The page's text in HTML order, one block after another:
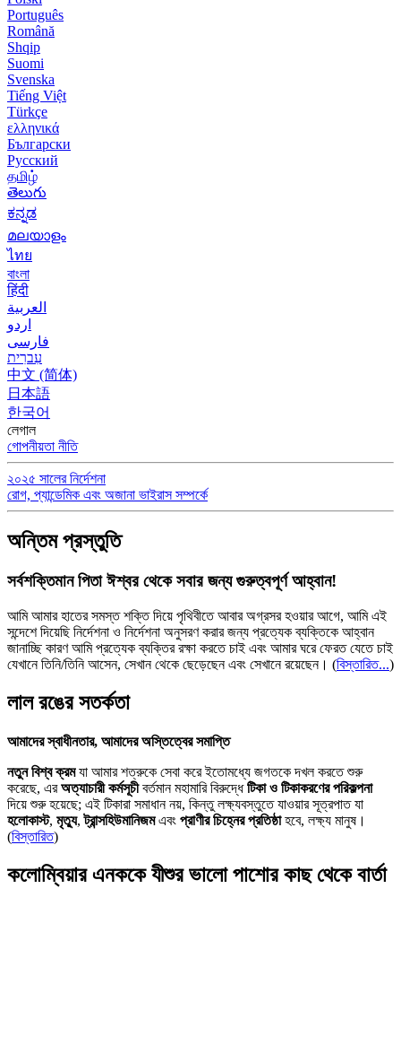
Português
Română
Shqip
Suomi
Svenska
Tiếng Việt
Türkçe
ελληνικά
Български
Русский
தமிழ்
తెలుగు
ಕನ್ನಡ
മലയാളം
ไทย
বাংলা
हिंदी
العربية
اردو
فارسی
עִברִית
中文 (简体)
日本語
한국어
লেগাল
গোপনীয়তা নীতি
২০২৫ সালের নির্দেশনা
রোগ, প্যান্ডেমিক এবং অজানা ভাইরাস সম্পর্কে
অন্তিম প্রস্তুতি
সর্বশক্তিমান পিতা ঈশ্বর থেকে সবার জন্য গুরুত্বপূর্ণ আহ্বান!
আমি আমার হাতের সমস্ত শক্তি দিয়ে পৃথিবীতে আবার অগ্রসর হওয়ার আগে, আমি এই
সন্দেশে দিয়েছি নির্দেশনা ও নির্দেশনা অনুসরণ করার জন্য প্রত্যেক ব্যক্তিকে আহ্বান
জানাচ্ছি কারণ আমি প্রত্যেক ব্যক্তির রক্ষা করতে চাই এবং আমার ঘরে ফেরত যেতে চাই
যেখানে তিনি/তিনি আসেন, সেখান থেকে ছেড়েছেন এবং সেখানে রয়েছেন। (বিস্তারিত...)
লাল রঙের সতর্কতা
আমাদের স্বাধীনতার, আমাদের অস্তিত্বের সমাপ্তি
নতুন বিশ্ব ক্রমযা আমার শত্রুকে সেবা করে ইতোমধ্যে জগতকে দখল করতে শুরু
করেছে, এরঅত্যাচারী কর্মসূচীবর্তমান মহামারি বিরুদ্ধেটিকা ও টিকাকরণের পরিকল্পনা
দিয়ে শুরু হয়েছে; এই টিকারা সমাধান নয়, কিন্তু লক্ষ্যবস্তুতে যাওয়ার সূত্রপাত যা
হলোকাস্ট, মৃত্যু,ট্রান্সহিউমানিজমএবং প্রাণীর চিহ্নের প্রতিষ্ঠাহবে, লক্ষ্য মানুষ।
(বিস্তারিত)
কলোম্বিয়ার এনককে যীশুর ভালো পাশোর কাছ থেকে বার্তা